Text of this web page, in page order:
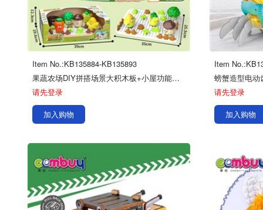
Item No.:KB135884-KB135893
果蔬农场DIY拼搭场景大积木板+小屋功能电子琴+按压滑行车（七彩渐变灯光版），纽扣电池+3粒7号电池
请先登录
加入购物
Item
请先登录
加入购物